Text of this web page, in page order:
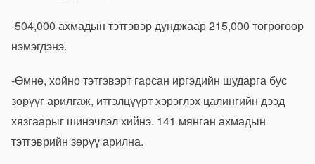
-504,000 ахмадын тэтгэвэр дунджаар 215,000 төгрөгөөр
нэмэгдэнэ.
-Өмнө, хойно тэтгэвэрт гарсан иргэдийн шударга бус
зөрүүг арилгаж, итгэлцүүрт хэрэглэх цалингийн дээд
хязгаарыг шинэчлэл хийнэ. 141 мянган ахмадын
тэтгэврийн зөрүү арилна.